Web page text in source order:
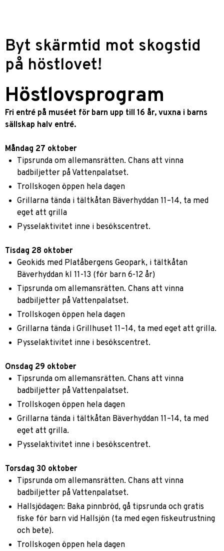
Byt skärmtid mot skogstid
på höstlovet!
Höstlovsprogram
Fri entré på muséet för barn upp till 16 år, vuxna i barns
sällskap halv entré.
Måndag 27 oktober
Tipsrunda om allemansrätten. Chans att vinna
badbiljetter på Vattenpalatset.
Trollskogen öppen hela dagen
Grillarna tända i tältkåtan Bäverhyddan 11–14, ta med
eget att grilla
Pysselaktivitet inne i besökscentret.
Tisdag 28 oktober
Geokids med Platåbergens Geopark, i tältkåtan
Bäverhyddan kl 11-13 (för barn 6-12 år)
Tipsrunda om allemansrätten. Chans att vinna
badbiljetter på Vattenpalatset.
Trollskogen öppen hela dagen
Grillarna tända i Grillhuset 11–14, ta med eget att grilla.
Pysselaktivitet inne i besökscentret.
Onsdag 29 oktober
Tipsrunda om allemansrätten. Chans att vinna
badbiljetter på Vattenpalatset.
Trollskogen öppen hela dagen
Grillarna tända i tältkåtan Bäverhyddan 11–14, ta med
eget att grilla.
Pysselaktivitet inne i besökscentret.
Torsdag 30 oktober
Tipsrunda om allemansrätten. Chans att vinna
badbiljetter på Vattenpalatset.
Hallsjödagen: Baka pinnbröd, gå tipsrunda och gratis
fiske för barn vid Hallsjön (ta med egen fiskeutrustning
och bete).
Trollskogen öppen hela dagen